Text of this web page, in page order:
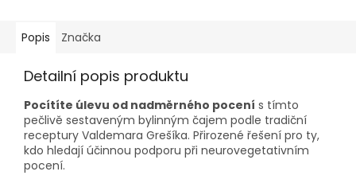
Popis Značka
Detailní popis produktu
Pocítíte úlevu od nadměrného pocení s tímto
pečlivě sestaveným bylinným čajem podle tradiční
receptury Valdemara Grešíka. Přirozené řešení pro ty,
kdo hledají účinnou podporu při neurovegetativním
pocení.